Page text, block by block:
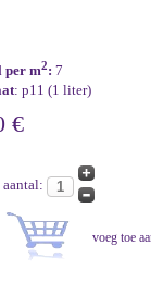
per m2: 7
: p11 (1 liter)
€
aantal: